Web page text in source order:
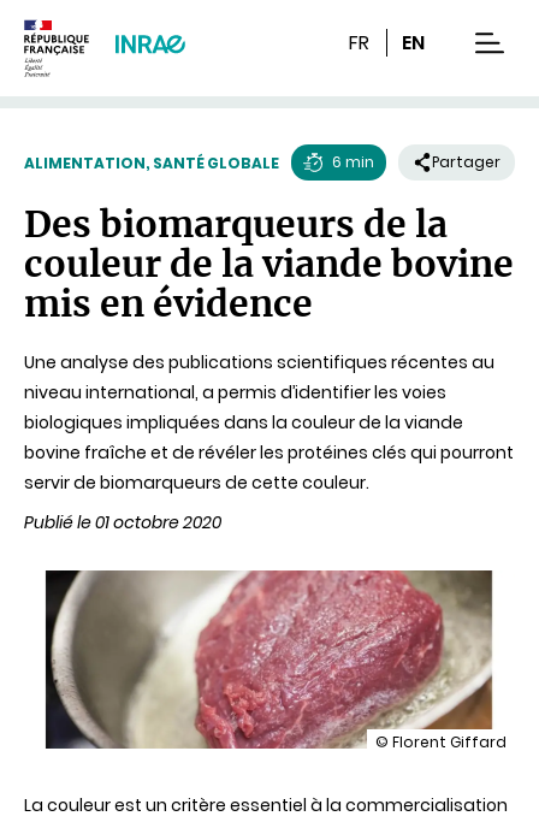
FR EN
ALIMENTATION, SANTÉ GLOBALE
de
lecture
6 min Partager
Des biomarqueurs de la
couleur de la viande bovine
mis en évidence
Une analyse des publications scientifiques récentes au
niveau international, a permis d’identifier les voies
biologiques impliquées dans la couleur de la viande
bovine fraîche et de révéler les protéines clés qui pourront
servir de biomarqueurs de cette couleur.
Publié le 01 octobre 2020
illustration
de
© Florent Giffard
La couleur est un critère essentiel à la commercialisation